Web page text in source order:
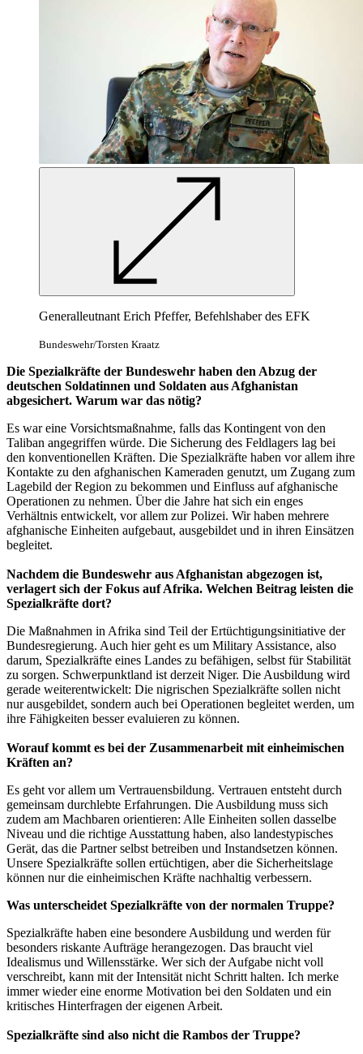
Generalleutnant Erich Pfeffer, Befehlshaber des EFK
Bundeswehr/Torsten Kraatz
Die Spezialkräfte der Bundeswehr haben den Abzug der
deutschen Soldatinnen und Soldaten aus Afghanistan
abgesichert. Warum war das nötig?
Es war eine Vorsichtsmaßnahme, falls das Kontingent von den
Taliban angegriffen würde. Die Sicherung des Feldlagers lag bei
den konventionellen Kräften. Die Spezialkräfte haben vor allem ihre
Kontakte zu den afghanischen Kameraden genutzt, um Zugang zum
Lagebild der Region zu bekommen und Einfluss auf afghanische
Operationen zu nehmen. Über die Jahre hat sich ein enges
Verhältnis entwickelt, vor allem zur Polizei. Wir haben mehrere
afghanische Einheiten aufgebaut, ausgebildet und in ihren Einsätzen
begleitet.
Nachdem die Bundeswehr aus Afghanistan abgezogen ist,
verlagert sich der Fokus auf Afrika. Welchen Beitrag leisten die
Spezialkräfte dort?
Die Maßnahmen in Afrika sind Teil der Ertüchtigungsinitiative der
Bundesregierung. Auch hier geht es um Military Assistance, also
darum, Spezialkräfte eines Landes zu befähigen, selbst für Stabilität
zu sorgen. Schwerpunktland ist derzeit Niger. Die Ausbildung wird
gerade weiterentwickelt: Die nigrischen Spezialkräfte sollen nicht
nur ausgebildet, sondern auch bei Operationen begleitet werden, um
ihre Fähigkeiten besser evaluieren zu können.
Worauf kommt es bei der Zusammenarbeit mit einheimischen
Kräften an?
Es geht vor allem um Vertrauensbildung. Vertrauen entsteht durch
gemeinsam durchlebte Erfahrungen. Die Ausbildung muss sich
zudem am Machbaren orientieren: Alle Einheiten sollen dasselbe
Niveau und die richtige Ausstattung haben, also landestypisches
Gerät, das die Partner selbst betreiben und Instandsetzen können.
Unsere Spezialkräfte sollen ertüchtigen, aber die Sicherheitslage
können nur die einheimischen Kräfte nachhaltig verbessern.
Was unterscheidet Spezialkräfte von der normalen Truppe?
Spezialkräfte haben eine besondere Ausbildung und werden für
besonders riskante Aufträge herangezogen. Das braucht viel
Idealismus und Willensstärke. Wer sich der Aufgabe nicht voll
verschreibt, kann mit der Intensität nicht Schritt halten. Ich merke
immer wieder eine enorme Motivation bei den Soldaten und ein
kritisches Hinterfragen der eigenen Arbeit.
Spezialkräfte sind also nicht die Rambos der Truppe?